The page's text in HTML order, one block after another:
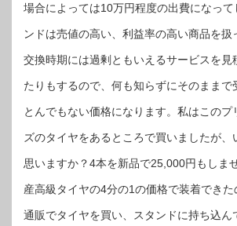
場合によっては10万円程度の出費になって
ンドは売値の高い、利益率の高い商品を扱
交換時期には過剰ともいえるサービスを見
たりもするので、何も知らずにそのままで
とんでもない価格になります。私はこのプ
ズのタイヤをあるところで買いましたが、
思いますか？4本を新品で25,000円もしま
産高級タイヤの4分の1の価格で装着できた
通販でタイヤを買い、スタンドに持ち込ん